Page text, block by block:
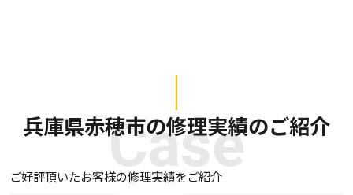
Case
兵庫県赤穂市の修理実績のご紹介
ご好評頂いたお客様の修理実績をご紹介